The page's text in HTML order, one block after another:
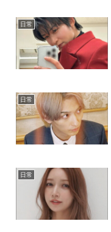
日常
日常
日常